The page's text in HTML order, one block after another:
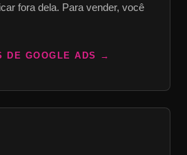
fora dela. Para vender, você
DE GOOGLE ADS